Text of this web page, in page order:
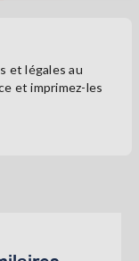
et légales au
et imprimez-les